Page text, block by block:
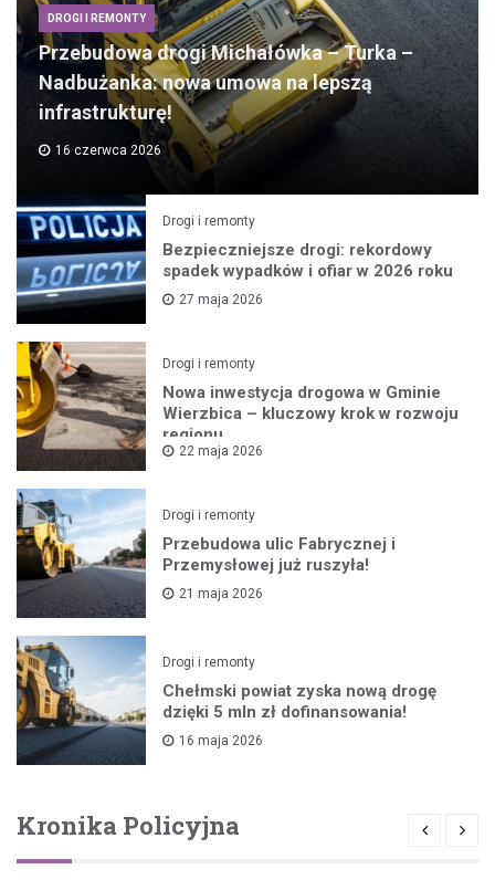
DROGI I REMONTY
Przebudowa drogi Michałówka – Turka –
Nadbużanka: nowa umowa na lepszą
infrastrukturę!
16 czerwca 2026
Drogi i remonty
Bezpieczniejsze drogi: rekordowy
spadek wypadków i ofiar w 2026 roku
27 maja 2026
Drogi i remonty
Nowa inwestycja drogowa w Gminie
Wierzbica – kluczowy krok w rozwoju
regionu
22 maja 2026
Drogi i remonty
Przebudowa ulic Fabrycznej i
Przemysłowej już ruszyła!
21 maja 2026
Drogi i remonty
Chełmski powiat zyska nową drogę
dzięki 5 mln zł dofinansowania!
16 maja 2026
Kronika Policyjna